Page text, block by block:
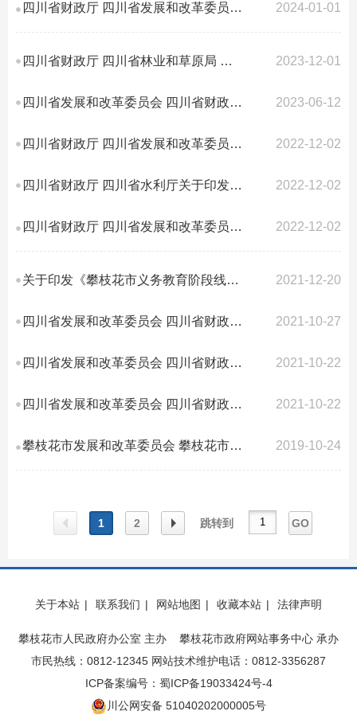
四川省财政厅 四川省发展和改革委员会 四川省水利厅关于继续暂停征收小型水库移... 2024-01-01
四川省财政厅 四川省林业和草原局 国家税务总局四川省税务局 中国人民银行四川... 2023-12-01
四川省发展和改革委员会 四川省财政厅 四川省教育厅关于调整我省公办高等学校学... 2023-06-12
四川省财政厅 四川省发展和改革委员会关于明确易地扶贫搬迁免征有关政府性基金... 2022-12-02
四川省财政厅 四川省水利厅关于印发《四川省大中型水库移民后期扶持资金管理办... 2022-12-02
四川省财政厅 四川省发展和改革委员会关于 政府信息公开信息处理费有关事项的通... 2022-12-02
关于印发《攀枝花市义务教育阶段线下学科类校外培训收费有关事项》的通知 2021-12-20
四川省发展和改革委员会 四川省财政厅 四川省交通运输厅关于公路路产损坏、占用... 2021-10-27
四川省发展和改革委员会 四川省财政厅 关于调整我省特种设备检验检测 收费标准... 2021-10-22
四川省发展和改革委员会 四川省财政厅 关于继续执行我省公路路产损坏占用 赔（... 2021-10-22
攀枝花市发展和改革委员会 攀枝花市教育和体育局关于 市直属中小学课后服务收费... 2019-10-24
1 2 跳转到 GO
关于本站 | 联系我们 | 网站地图 | 收藏本站 | 法律声明
攀枝花市人民政府办公室 主办 攀枝花市政府网站事务中心 承办
市民热线：0812-12345 网站技术维护电话：0812-3356287
ICP备案编号：蜀ICP备19033424号-4
川公网安备 51040202000005号